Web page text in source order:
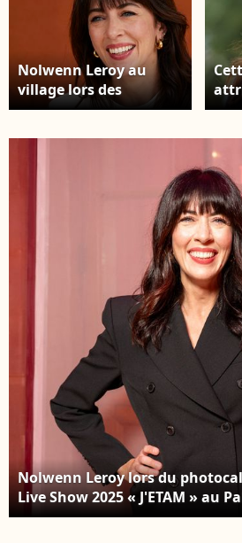
Nolwenn Leroy au
village lors des
Internationaux de
Paris, en France, le 4
juin 2024. © Jacovides-
de
du
Nolwenn Leroy lors du
Live Show 2025 « J'ETAM » au
Paris, le 30 septembre 2025.